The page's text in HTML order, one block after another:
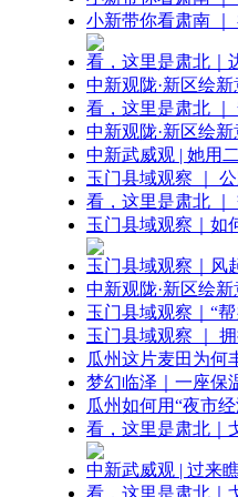
小新带你看肃南
看，这里是肃北｜
中新观陇·新区绘
看，这里是肃北 ｜
中新观陇·新区绘
中新武威观 | 她用
玉门县域观察 ｜
看，这里是肃北 ｜
玉门县域观察｜如
玉门县域观察｜风
中新观陇·新区绘
玉门县域观察｜“
玉门县域观察 ｜
瓜州这片麦田为何
梦幻临泽｜一座保
瓜州如何用“夜市
看，这里是肃北｜
中新武威观 | 过来
看，这里是肃北｜